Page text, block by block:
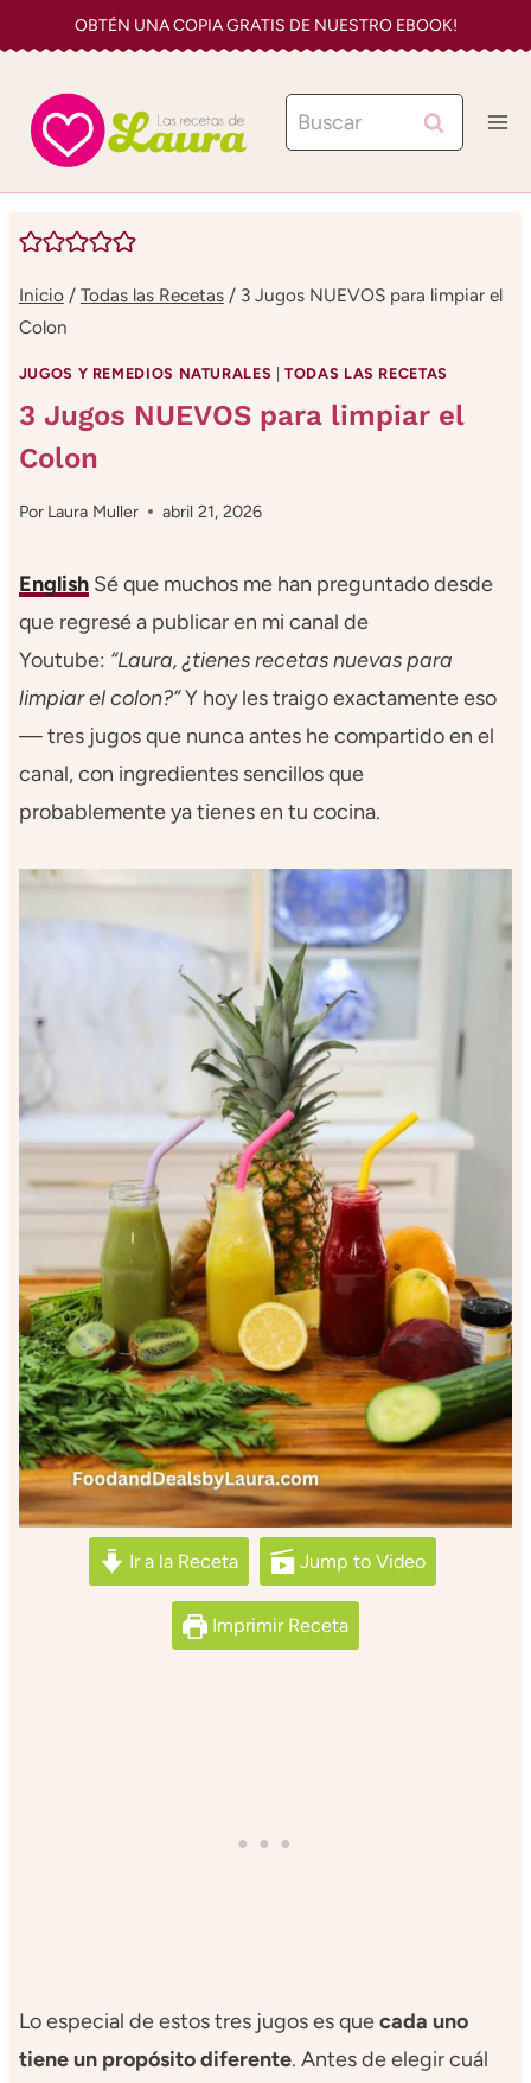
al
contenido
OBTÉN UNA COPIA GRATIS DE NUESTRO EBOOK!
Buscar:
Inicio / Todas las Recetas / 3 Jugos NUEVOS para limpiar el
Colon
JUGOS Y REMEDIOS NATURALES |TODAS LAS RECETAS
3 Jugos NUEVOS para limpiar el
Colon
Por Laura Muller abril 21, 2026
EnglishSé que muchos me han preguntado desde
que regresé a publicar en mi canal de
Youtube: “Laura, ¿tienes recetas nuevas para
limpiar el colon?”Y hoy les traigo exactamente eso
— tres jugos que nunca antes he compartido en el
canal, con ingredientes sencillos que
probablemente ya tienes en tu cocina.
Ir a la Receta Jump to Video
Imprimir Receta
Lo especial de estos tres jugos es quecada uno
tiene un propósito diferente. Antes de elegir cuál